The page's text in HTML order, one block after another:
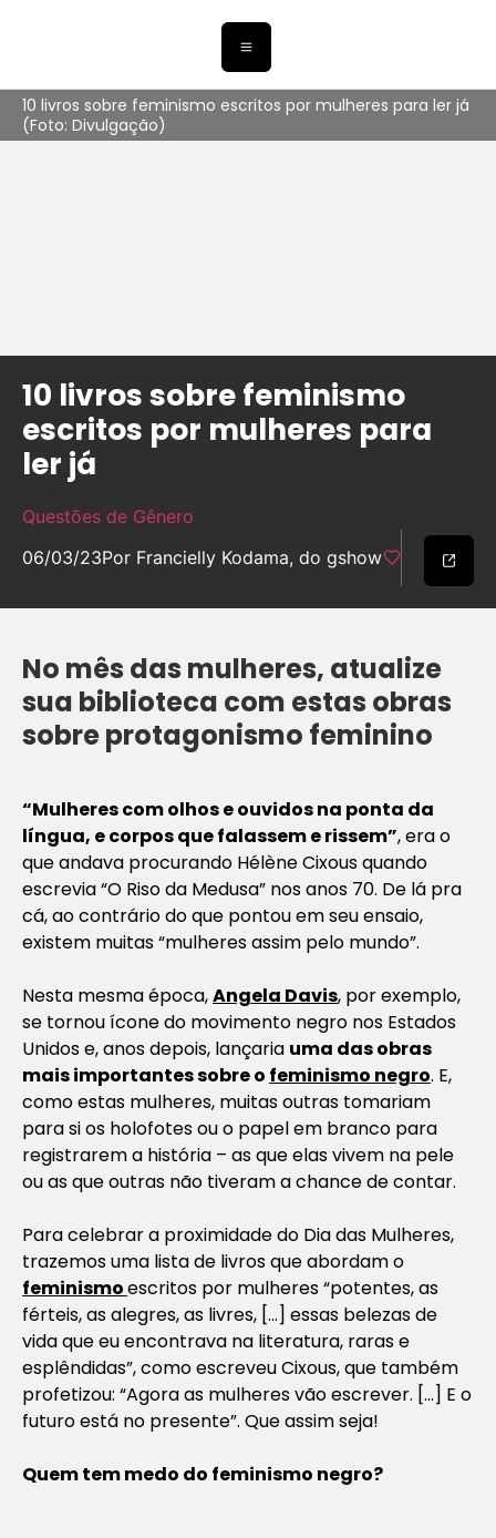
10 livros sobre feminismo escritos por mulheres para ler já
(Foto: Divulgação)
10 livros sobre feminismo
escritos por mulheres para
ler já
Questões de Gênero
06/03/23Por Francielly Kodama, do gshow
No mês das mulheres, atualize
sua biblioteca com estas obras
sobre protagonismo feminino
“Mulheres com olhos e ouvidos na ponta da
língua, e corpos que falassem e rissem”, era o
que andava procurando Hélène Cixous quando
escrevia “O Riso da Medusa” nos anos 70. De lá pra
cá, ao contrário do que pontou em seu ensaio,
existem muitas “mulheres assim pelo mundo”.
Nesta mesma época,Angela Davis, por exemplo,
se tornou ícone do movimento negro nos Estados
Unidos e, anos depois, lançaria uma das obras
mais importantes sobre o feminismo negro. E,
como estas mulheres, muitas outras tomariam
para si os holofotes ou o papel em branco para
registrarem a história – as que elas vivem na pele
ou as que outras não tiveram a chance de contar.
Para celebrar a proximidade do Dia das Mulheres,
trazemos uma lista de livros que abordam o
feminismoescritos por mulheres “potentes, as
férteis, as alegres, as livres, […] essas belezas de
vida que eu encontrava na literatura, raras e
esplêndidas”, como escreveu Cixous, que também
profetizou: “Agora as mulheres vão escrever. […] E o
futuro está no presente”. Que assim seja!
Quem tem medo do feminismo negro?